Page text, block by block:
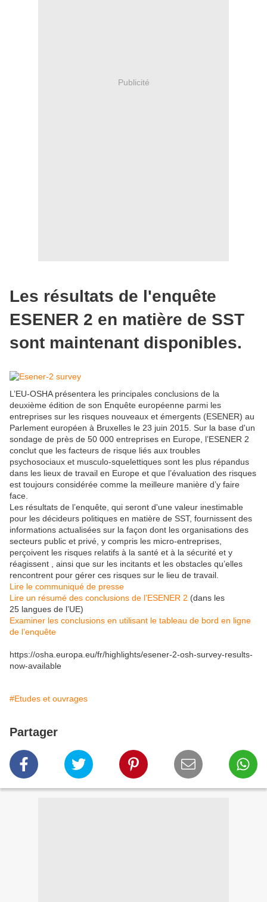
Publicité
Les résultats de l'enquête
ESENER 2 en matière de SST
sont maintenant disponibles.
L’EU-OSHA présentera les principales conclusions de la
deuxième édition de son Enquête européenne parmi les
entreprises sur les risques nouveaux et émergents (ESENER) au
Parlement européen à Bruxelles le 23 juin 2015. Sur la base d'un
sondage de près de 50 000 entreprises en Europe, l’ESENER 2
conclut que les facteurs de risque liés aux troubles
psychosociaux et musculo-squelettiques sont les plus répandus
dans les lieux de travail en Europe et que l’évaluation des risques
est toujours considérée comme la meilleure manière d’y faire
face.
Les résultats de l’enquête, qui seront d'une valeur inestimable
pour les décideurs politiques en matière de SST, fournissent des
informations actualisées sur la façon dont les organisations des
secteurs public et privé, y compris les micro-entreprises,
perçoivent les risques relatifs à la santé et à la sécurité et y
réagissent , ainsi que sur les incitants et les obstacles qu’elles
rencontrent pour gérer ces risques sur le lieu de travail.
Lire le communiqué de presse
Lire un résumé des conclusions de l’ESENER 2 (dans les
25 langues de l’UE)
Examiner les conclusions en utilisant le tableau de bord en ligne
de l’enquête
https://osha.europa.eu/fr/highlights/esener-2-osh-survey-results-
now-available
#Etudes et ouvrages
Partager